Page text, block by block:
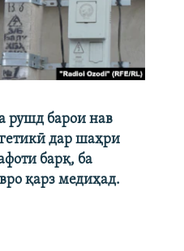
рушд барои нав
дар шаҳри
барқ, ба
қарз медиҳад.